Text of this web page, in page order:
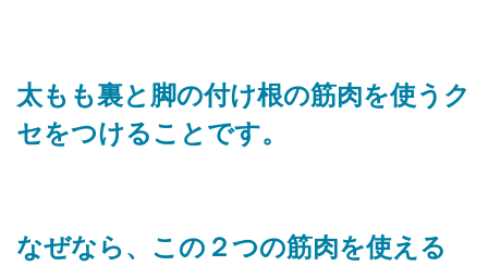
太もも裏と脚の付け根の筋肉を使うク
セをつけることです。
なぜなら、この２つの筋肉を使える